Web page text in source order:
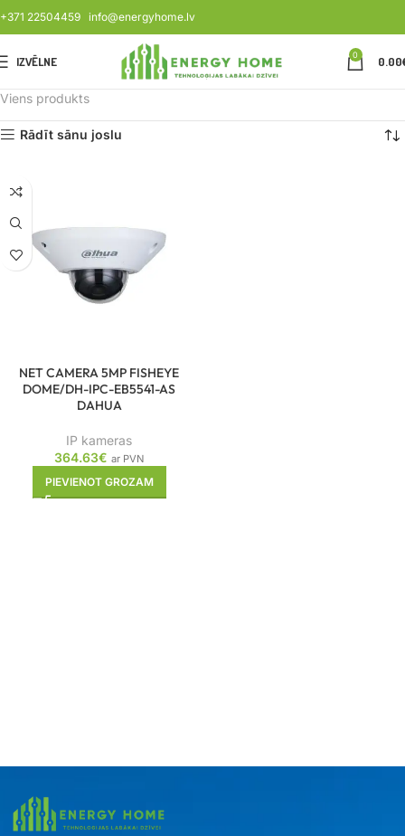
+371 22504459 info@energyhome.lv
IZVĒLNE 0 0.00
Viens produkts
Rādīt sānu joslu
NET CAMERA 5MP FISHEYE
DOME/DH-IPC-EB5541-AS
DAHUA
IP kameras
364.63€ ar PVN
PIEVIENOT GROZAM